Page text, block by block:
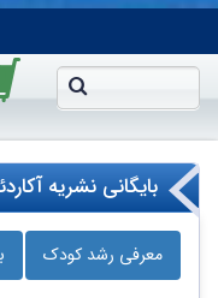
بایگانی نشریه
معرفی رشد کودک